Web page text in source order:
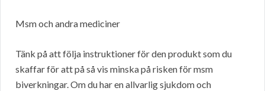
Msm och andra mediciner
Tänk på att följa instruktioner för den produkt som du
skaffar för att på så vis minska på risken för msm
biverkningar. Om du har en allvarlig sjukdom och